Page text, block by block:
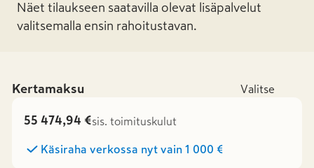
Näet tilaukseen saatavilla olevat lisäpalvelut
valitsemalla ensin rahoitustavan.
Kertamaksu Valitse
55 474,94 €sis. toimituskulut
Käsiraha verkossa nyt vain 1 000 €